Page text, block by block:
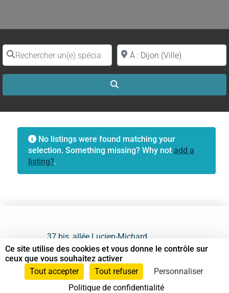
Rechercher un(e) spécialiste par nomProche de (ville ou région)
No listings were found matching your
selection. Something missing? Why not add a
listing?.
37 bis, allée Lucien-Michard
93190 Livry-Gargan
06 61 87 28 09
Ce site utilise des cookies et vous donne le contrôle sur
ceux que vous souhaitez activer
Tout accepter
Tout refuser
Personnaliser
Politique de confidentialité